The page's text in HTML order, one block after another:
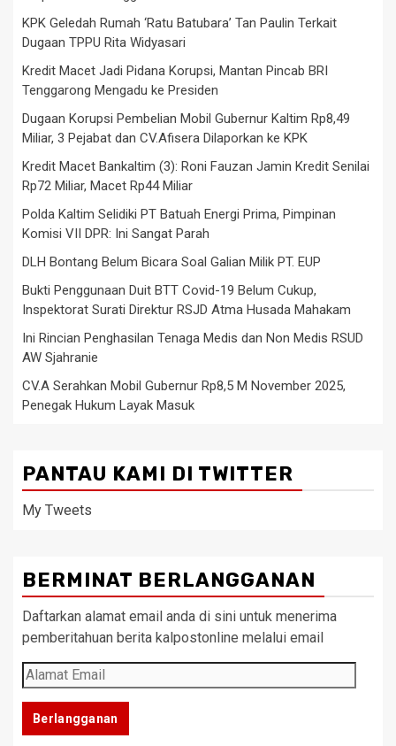
KPK Geledah Rumah ‘Ratu Batubara’ Tan Paulin Terkait
Dugaan TPPU Rita Widyasari
Kredit Macet Jadi Pidana Korupsi, Mantan Pincab BRI
Tenggarong Mengadu ke Presiden
Dugaan Korupsi Pembelian Mobil Gubernur Kaltim Rp8,49
Miliar, 3 Pejabat dan CV.Afisera Dilaporkan ke KPK
Kredit Macet Bankaltim (3): Roni Fauzan Jamin Kredit Senilai
Rp72 Miliar, Macet Rp44 Miliar
Polda Kaltim Selidiki PT Batuah Energi Prima, Pimpinan
Komisi VII DPR: Ini Sangat Parah
DLH Bontang Belum Bicara Soal Galian Milik PT. EUP
Bukti Penggunaan Duit BTT Covid-19 Belum Cukup,
Inspektorat Surati Direktur RSJD Atma Husada Mahakam
Ini Rincian Penghasilan Tenaga Medis dan Non Medis RSUD
AW Sjahranie
CV.A Serahkan Mobil Gubernur Rp8,5 M November 2025,
Penegak Hukum Layak Masuk
PANTAU KAMI DI TWITTER
My Tweets
BERMINAT BERLANGGANAN
Daftarkan alamat email anda di sini untuk menerima
pemberitahuan berita kalpostonline melalui email
Alamat
Email
Berlangganan